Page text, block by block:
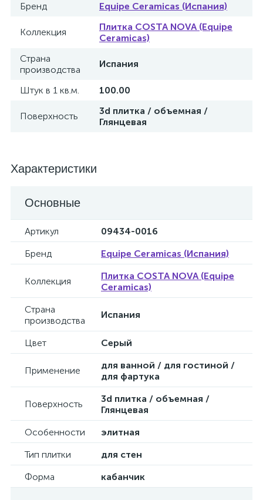
Бренд Equipe Ceramicas (Испания)
Коллекция
Плитка COSTA NOVA (Equipe
Ceramicas)
Страна
производства
Испания
Штук в 1 кв.м. 100.00
Поверхность
3d плитка / объемная /
Глянцевая
Характеристики
Основные
Артикул
09434-0016
Бренд
Equipe Ceramicas (Испания)
Коллекция
Плитка COSTA NOVA (Equipe
Ceramicas)
Страна
производства
Испания
Цвет Серый
Применение
для ванной / для гостиной /
для фартука
Поверхность
3d плитка / объемная /
Глянцевая
Особенности
элитная
Тип плитки
для стен
Форма
кабанчик